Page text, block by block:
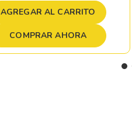
AGREGAR AL CARRITO
COMPRAR AHORA